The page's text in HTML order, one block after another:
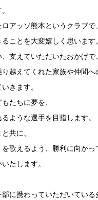
アッソ熊本というクラブで、
ことを大変嬉しく思います。
支えていただいたおかげで
越えてくれた家族や仲間へ
きます。
たちに夢を、
ような選手を目指します。
共に、
歌えるよう、勝利に向かっ
たします。
に携わっていただいている